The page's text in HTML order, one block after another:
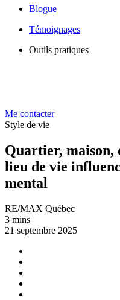
Blogue
Témoignages
Outils pratiques
Me contacter
Style de vie
Quartier, maison,
lieu de vie
mental
RE/MAX Québec
3 mins
21 septembre 2025